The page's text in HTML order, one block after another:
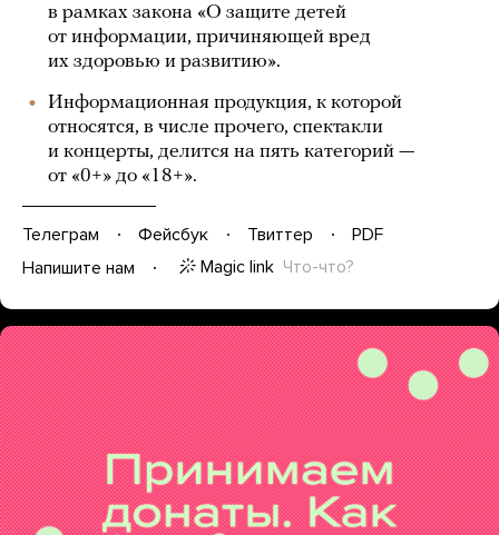
в рамках закона «О защите детей
от информации, причиняющей вред
их здоровью и развитию».
Информационная продукция, к которой
относятся, в числе прочего, спектакли
и концерты, делится на пять категорий —
от «0+» до «18+».
Телеграм Фейсбук Твиттер
PDF
Напишите нам
Magic link Что-что?